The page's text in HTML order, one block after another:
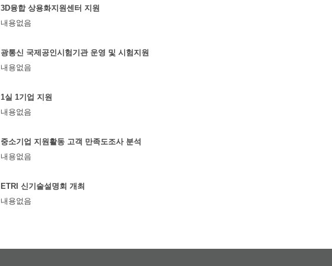
3D융합 상용화지원센터 지원
내용없음
광통신 국제공인시험기관 운영 및 시험지원
내용없음
1실 1기업 지원
내용없음
중소기업 지원활동 고객 만족도조사 분석
내용없음
ETRI 신기술설명회 개최
내용없음